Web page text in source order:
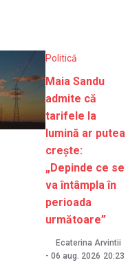
Politică
Maia Sandu
admite că
tarifele la
lumină ar putea
crește:
„Depinde ce se
va întâmpla în
perioada
următoare”
Ecaterina Arvintii
- 06 aug. 2026 20:23